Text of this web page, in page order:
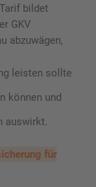
bildet
GKV
abzuwägen,
leisten sollte
können und
auswirkt.
für